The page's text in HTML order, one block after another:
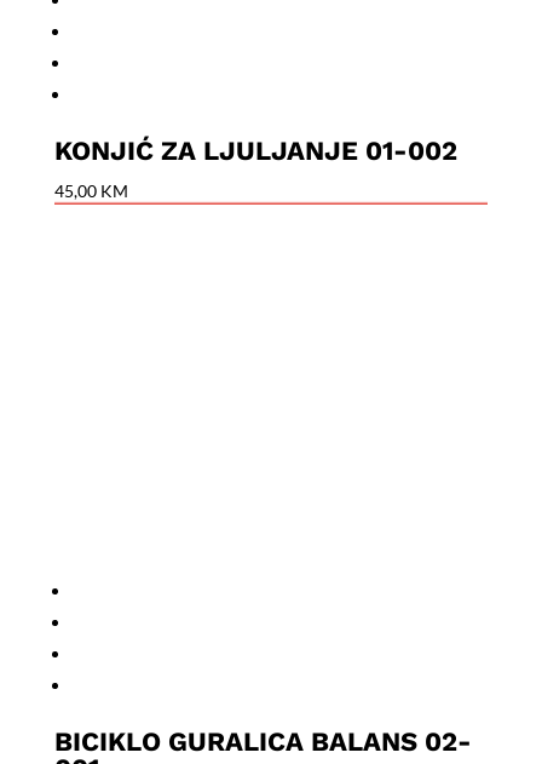
KONJIĆ ZA LJULJANJE 01-002
45,00 KM
BICIKLO GURALICA BALANS 02-